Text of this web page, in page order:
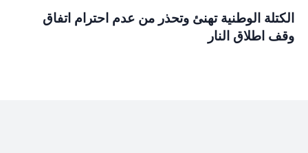
الكتلة الوطنية تهنئ وتحذر من عدم احترام اتفاق
وقف اطلاق النار